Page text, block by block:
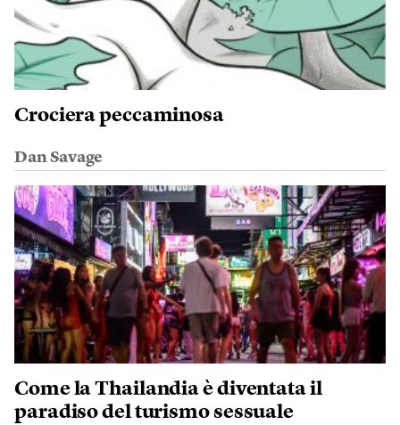
Crociera peccaminosa
Dan Savage
Come la Thailandia è diventata il
paradiso del turismo sessuale